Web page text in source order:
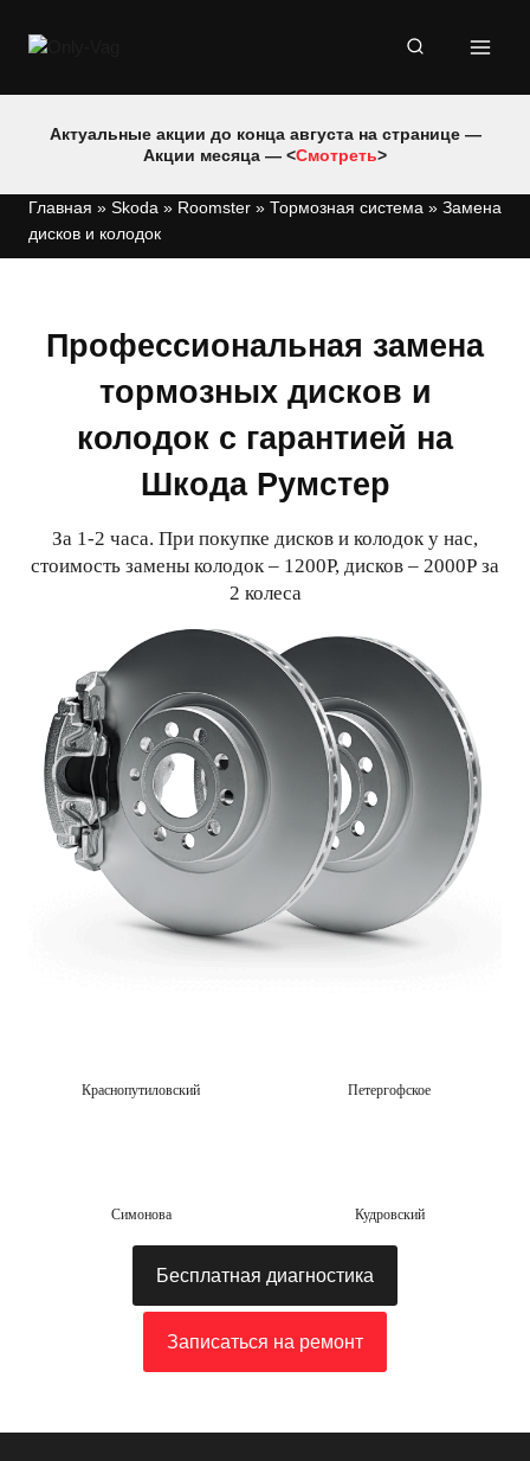
Актуальные акции до конца августа на странице —
Акции месяца — <Смотреть>
Главная » Skoda » Roomster » Тормозная система » Замена
дисков и колодок
Профессиональная замена
тормозных дисков и
колодок с гарантией на
Шкода Румстер
За 1-2 часа. При покупке дисков и колодок у нас,
стоимость замены колодок – 1200Р, дисков – 2000Р за
2 колеса
Краснопутиловский Петергофское
Симонова Кудровский
Бесплатная диагностика
Записаться на ремонт